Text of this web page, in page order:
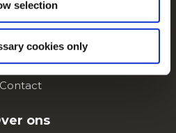
selection
cookies only
Merken
Contact
ons